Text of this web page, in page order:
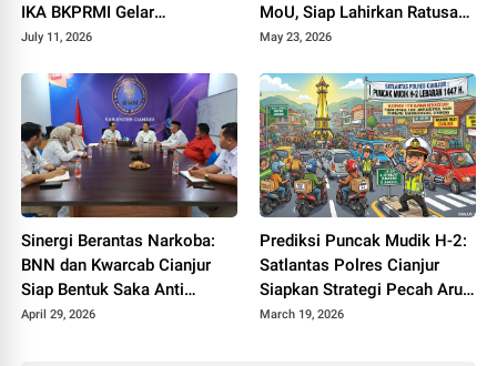
IKA BKPRMI Gelar
Sosialisasi Ketahanan
July 11, 2026
MoU, Siap Lahirkan Ratusan
Kreator Konten Edukatif
May 23, 2026
Sinergi Berantas Narkoba:
BNN dan Kwarcab Cianjur
Siap Bentuk Saka Anti
Narkotika
April 29, 2026
Prediksi Puncak Mudik H-2:
Satlantas Polres Cianjur
Siapkan Strategi Pecah Arus
ke Jalur Alternatif
March 19, 2026